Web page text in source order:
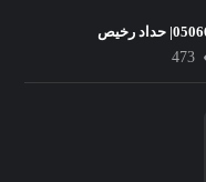
473